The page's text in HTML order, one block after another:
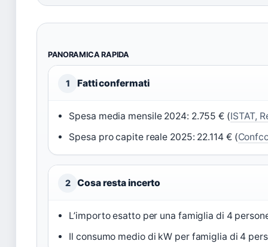
PANORAMICA RAPIDA
1 Fatti confermati
Spesa media mensile 2024: 2.755 € (ISTAT,
Spesa pro capite reale 2025: 22.114 € (
2 Cosa resta incerto
L’importo esatto per una famiglia di 4
Il consumo medio di kW per famiglia di 4